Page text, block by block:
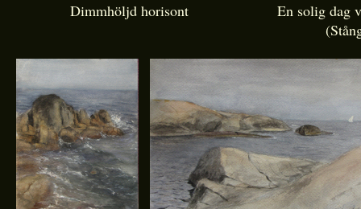
Dimmhöljd horisont
En solig dag